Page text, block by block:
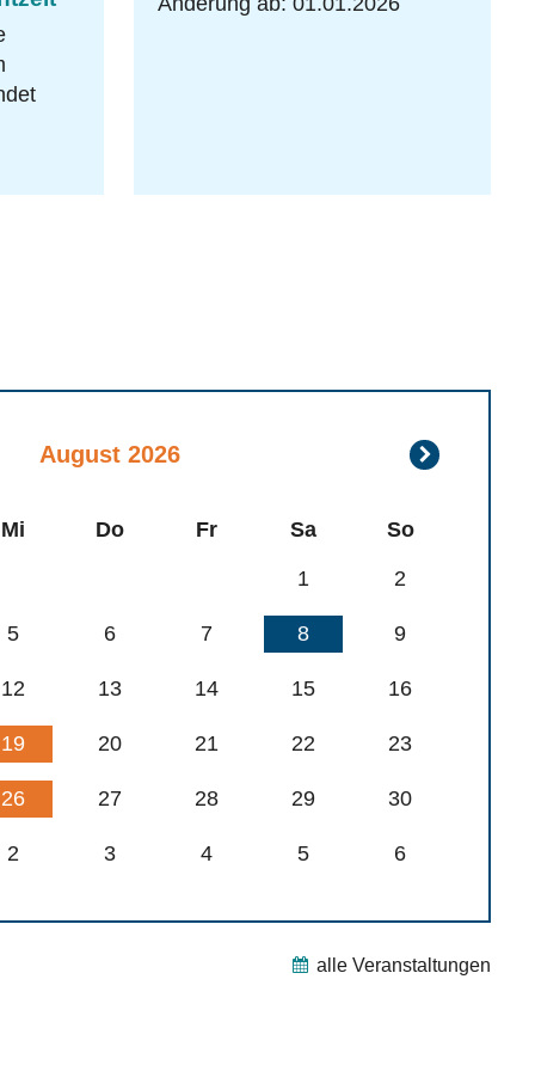
August 2026
September
2026
Mi Do Fr Sa So
1 2
5 6 7 8 9
12 13 14 15 16
19 20 21 22 23
26 27 28 29 30
2 3 4 5 6
alle Veranstaltungen